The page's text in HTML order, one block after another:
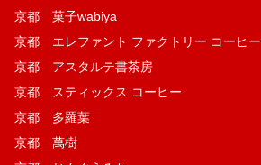
京都 菓子wabiya
京都 エレファント ファクトリー コーヒー
京都 アスタルテ書茶房
京都 スティックス コーヒー
京都 多羅葉
京都 萬樹